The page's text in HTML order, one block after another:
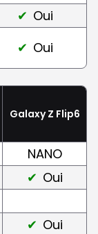
Oui
Oui
Galaxy Z Flip6
NANO
Oui
Oui